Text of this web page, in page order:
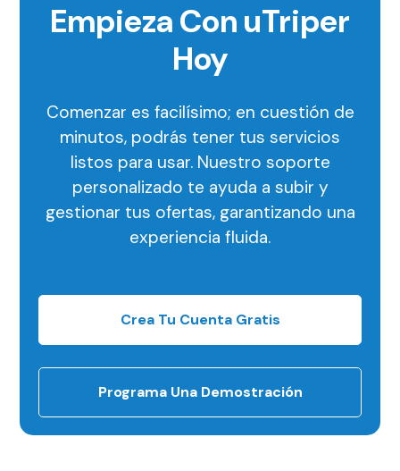
Empieza Con uTriper
Hoy
Comenzar es facilísimo; en cuestión de
minutos, podrás tener tus servicios
listos para usar. Nuestro soporte
personalizado te ayuda a subir y
gestionar tus ofertas, garantizando una
experiencia fluida.
Crea Tu Cuenta Gratis
Programa Una Demostración